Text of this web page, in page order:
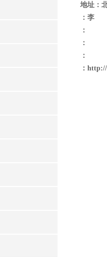
地址：
：李
：
：
：
： http://